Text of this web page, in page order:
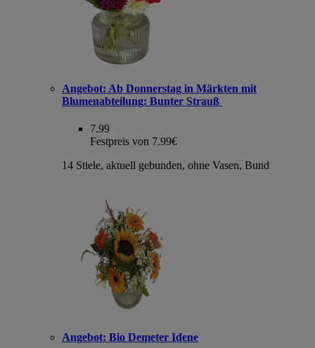
Angebot: Ab Donnerstag in Märkten mit
Blumenabteilung: Bunter Strauß
7.99
Festpreis von 7.99€
14 Stiele, aktuell gebunden, ohne Vasen, Bund
Angebot: Bio Demeter Idene